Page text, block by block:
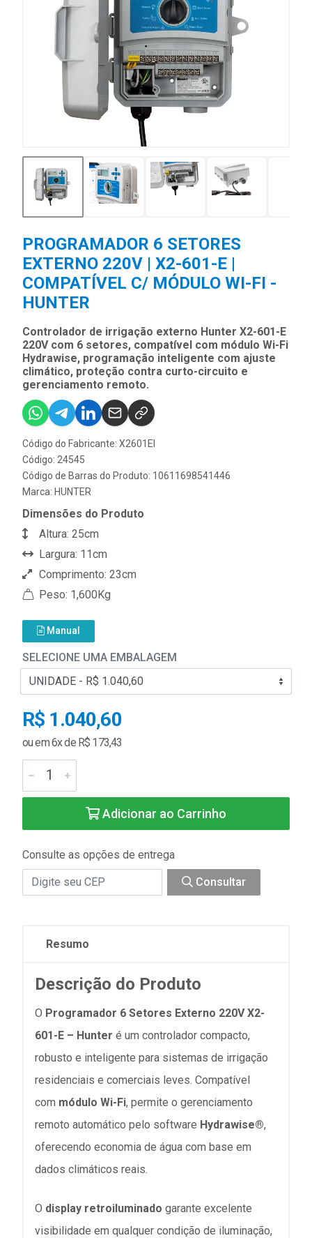
PROGRAMADOR 6 SETORES
EXTERNO 220V | X2-601-E |
COMPATÍVEL C/ MÓDULO WI-FI -
HUNTER
Controlador de irrigação externo Hunter X2-601-E
220V com 6 setores, compatível com módulo Wi-Fi
Hydrawise, programação inteligente com ajuste
climático, proteção contra curto-circuito e
gerenciamento remoto.
Código do Fabricante: X2601EI
Código: 24545
Código de Barras do Produto: 10611698541446
Marca: HUNTER
Dimensões do Produto
Altura: 25cm
Largura: 11cm
Comprimento: 23cm
Peso: 1,600Kg
Manual
SELECIONE UMA EMBALAGEM
R$ 1.040,60
ou em 6x de R$ 173,43
Adicionar ao Carrinho
Consulte as opções de entrega
Consultar
Resumo
Descrição do Produto
O Programador 6 Setores Externo 220V X2-
601-E – Hunter é um controlador compacto,
robusto e inteligente para sistemas de irrigação
residenciais e comerciais leves. Compatível
com módulo Wi-Fi, permite o gerenciamento
remoto automático pelo software Hydrawise®,
oferecendo economia de água com base em
dados climáticos reais.
O display retroiluminado garante excelente
visibilidade em qualquer condição de iluminação,